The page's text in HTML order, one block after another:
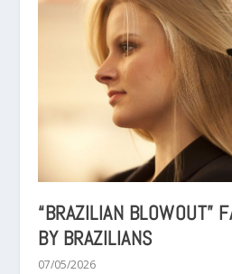
“BRAZILIAN BLOWOUT”
BY BRAZILIANS
07/05/2026